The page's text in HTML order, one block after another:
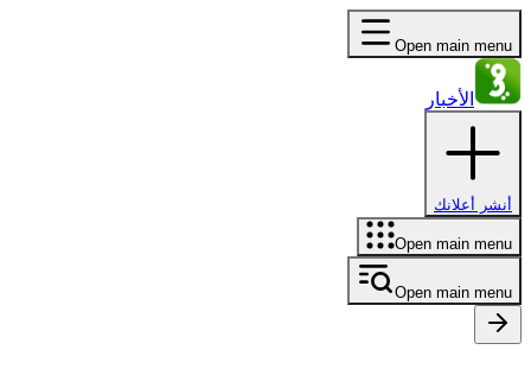
Open main menu
الأخبار
أنشر أعلانك
Open main menu
Open main menu